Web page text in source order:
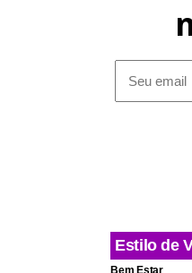
Estilo de
Bem Estar